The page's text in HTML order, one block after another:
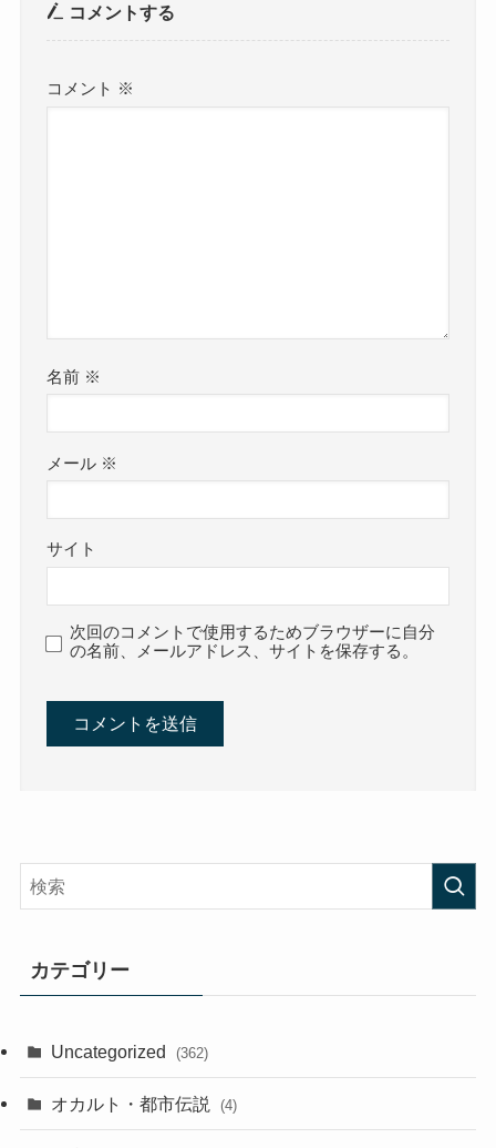
コメントする
コメント ※
名前 ※
メール ※
サイト
次回のコメントで使用するためブラウザーに自分
の名前、メールアドレス、サイトを保存する。
カテゴリー
Uncategorized (362)
オカルト・都市伝説 (4)